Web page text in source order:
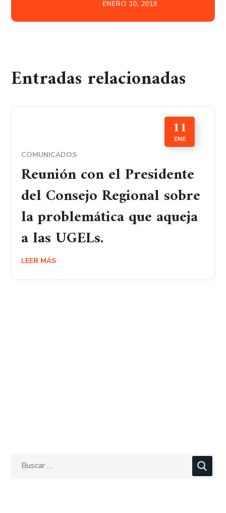
ENERO 10, 2019
Entradas relacionadas
11
ENE
COMUNICADOS
Reunión con el Presidente
del Consejo Regional sobre
la problemática que aqueja
a las UGELs.
LEER MÁS